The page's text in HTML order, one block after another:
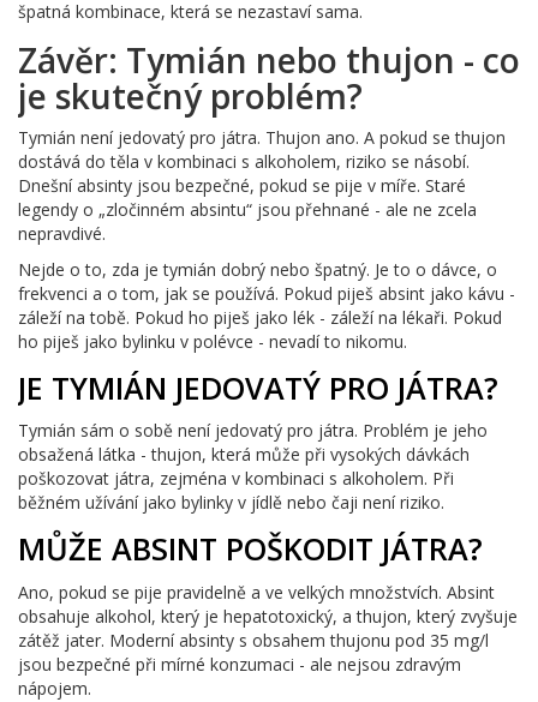
špatná kombinace, která se nezastaví sama.
Závěr: Tymián nebo thujon - co
je skutečný problém?
Tymián není jedovatý pro játra. Thujon ano. A pokud se thujon
dostává do těla v kombinaci s alkoholem, riziko se násobí.
Dnešní absinty jsou bezpečné, pokud se pije v míře. Staré
legendy o „zločinném absintu“ jsou přehnané - ale ne zcela
nepravdivé.
Nejde o to, zda je tymián dobrý nebo špatný. Je to o dávce, o
frekvenci a o tom, jak se používá. Pokud piješ absint jako kávu -
záleží na tobě. Pokud ho piješ jako lék - záleží na lékaři. Pokud
ho piješ jako bylinku v polévce - nevadí to nikomu.
JE TYMIÁN JEDOVATÝ PRO JÁTRA?
Tymián sám o sobě není jedovatý pro játra. Problém je jeho
obsažená látka - thujon, která může při vysokých dávkách
poškozovat játra, zejména v kombinaci s alkoholem. Při
běžném užívání jako bylinky v jídlě nebo čaji není riziko.
MŮŽE ABSINT POŠKODIT JÁTRA?
Ano, pokud se pije pravidelně a ve velkých množstvích. Absint
obsahuje alkohol, který je hepatotoxický, a thujon, který zvyšuje
zátěž jater. Moderní absinty s obsahem thujonu pod 35 mg/l
jsou bezpečné při mírné konzumaci - ale nejsou zdravým
nápojem.